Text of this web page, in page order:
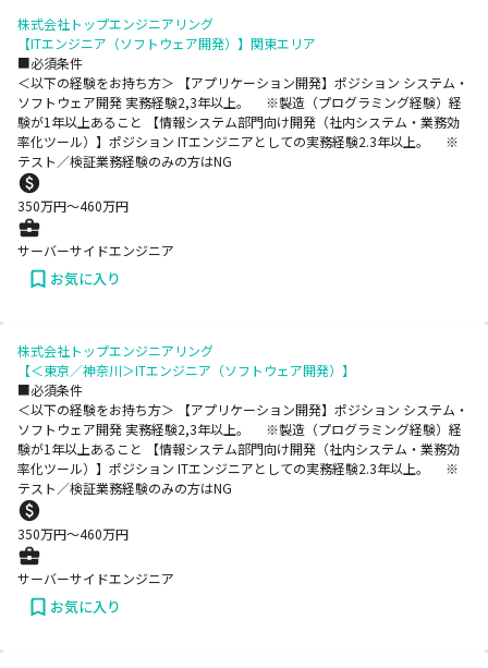
株式会社トップエンジニアリング
【ITエンジニア（ソフトウェア開発）】関東エリア
■必須条件
＜以下の経験をお持ち方＞ 【アプリケーション開発】ポジション システム・
ソフトウェア開発 実務経験2,3年以上。 ※製造（プログラミング経験）経
験が1年以上あること 【情報システム部門向け開発（社内システム・業務効
率化ツール）】ポジション ITエンジニアとしての実務経験2.3年以上。 ※
テスト／検証業務経験のみの方はNG
350万円〜460万円
サーバーサイドエンジニア
お気に入り
株式会社トップエンジニアリング
【＜東京／神奈川＞ITエンジニア（ソフトウェア開発）】
■必須条件
＜以下の経験をお持ち方＞ 【アプリケーション開発】ポジション システム・
ソフトウェア開発 実務経験2,3年以上。 ※製造（プログラミング経験）経
験が1年以上あること 【情報システム部門向け開発（社内システム・業務効
率化ツール）】ポジション ITエンジニアとしての実務経験2.3年以上。 ※
テスト／検証業務経験のみの方はNG
350万円〜460万円
サーバーサイドエンジニア
お気に入り